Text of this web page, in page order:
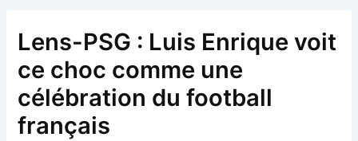
Lens-PSG : Luis Enrique voit
ce choc comme une
célébration du football
français